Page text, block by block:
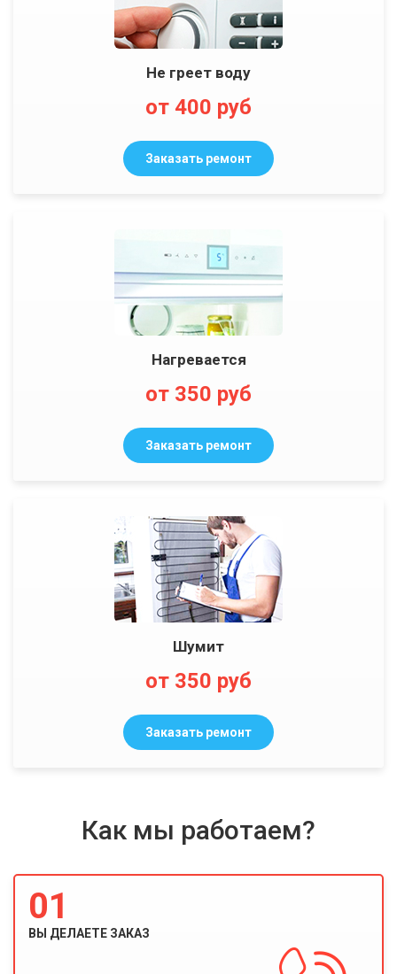
Не греет воду
от 400 руб
Заказать ремонт
Нагревается
от 350 руб
Заказать ремонт
Шумит
от 350 руб
Заказать ремонт
Как мы работаем?
01
ВЫ ДЕЛАЕТЕ ЗАКАЗ